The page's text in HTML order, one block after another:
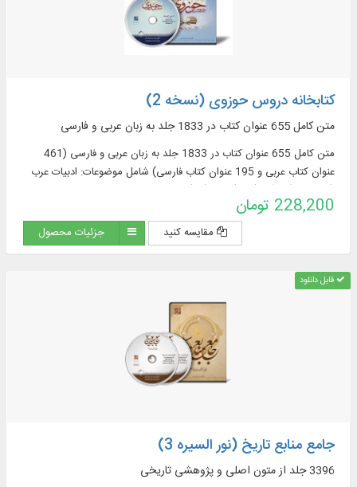
کتابخانه دروس حوزوی (نسخه 2)
متن کامل 655 عنوان کتاب در 1833 جلد به زبان عربی و فارسی
متن کامل 655 عنوان کتاب در 1833 جلد به زبان عربی و فارسی (461
عنوان کتاب عربی و 195 عنوان کتاب فارسی) شامل موضوعات: ادبیات عرب
228,200 تومان
مقایسه کنید جزئیات محصول
قابل دانلود
جامع منابع تاریخ (نور السیره 3)
3396 جلد از متون اصلی و پژوهشی تاریخی